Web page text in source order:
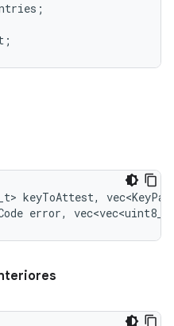
keyToAttest,
error,